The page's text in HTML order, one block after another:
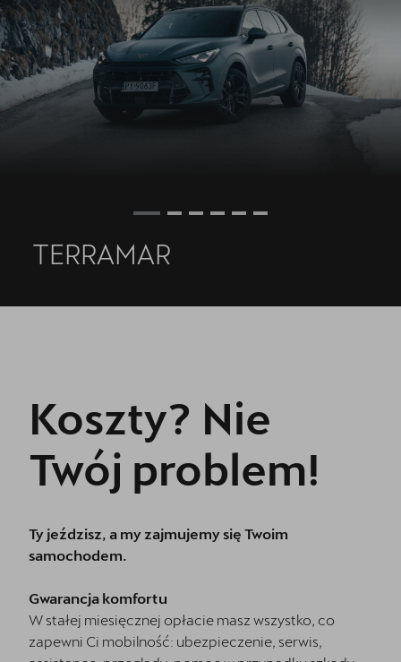
TERRAMAR
Koszty? Nie
Twój problem!
Ty jeździsz, a my zajmujemy się Twoim
samochodem.
Gwarancja komfortu
W stałej miesięcznej opłacie masz wszystko, co
zapewni Ci mobilność: ubezpieczenie, serwis,